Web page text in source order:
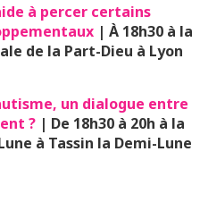
à percer certains
| À 18h30 à la
de la Part-Dieu à Lyon
un dialogue entre
? | De 18h30 à 20h à la
à Tassin la Demi-Lune